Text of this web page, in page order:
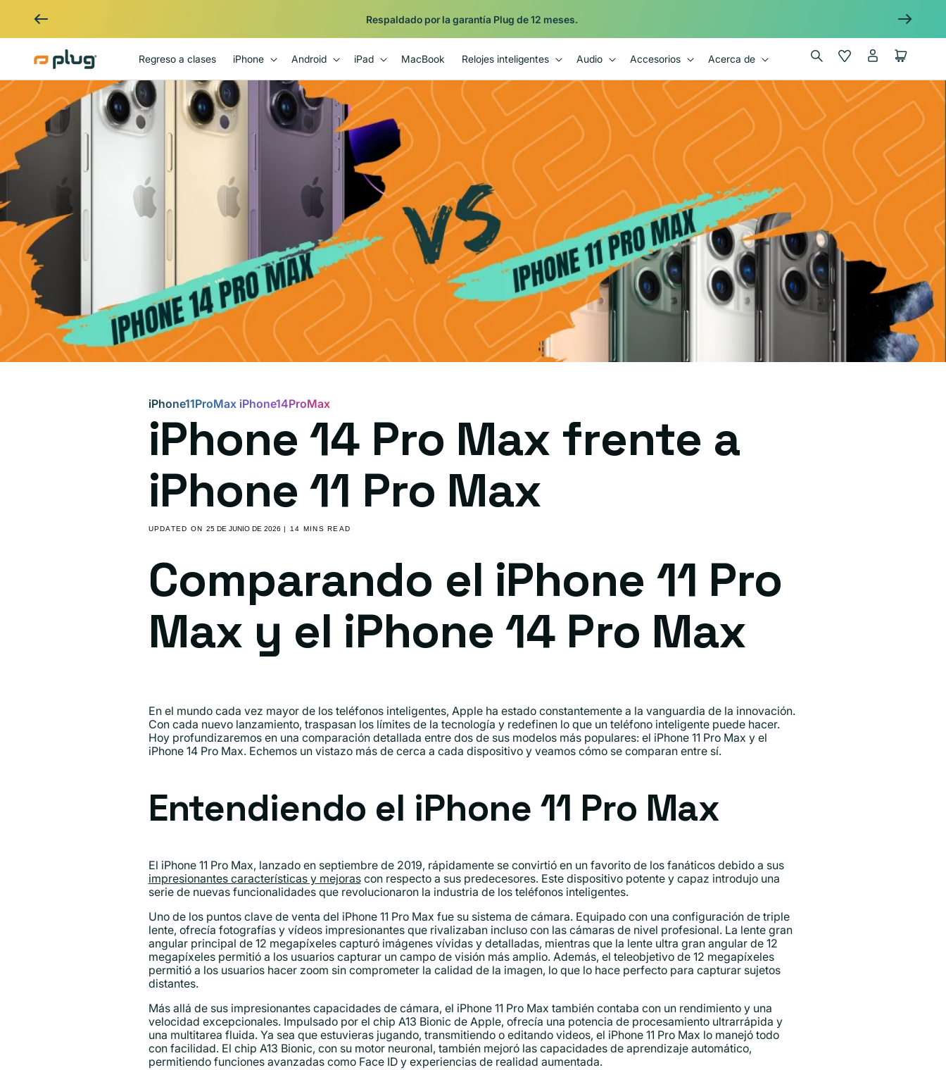
Respaldado por la garantía Plug de 12 meses.
Regreso a clases iPhone Android iPad MacBook Relojes inteligentes Audio Accesorios Acerca de Wishlist
sesión
Carrito
iPhone11ProMax iPhone14ProMax
iPhone 14 Pro Max frente a
iPhone 11 Pro Max
UPDATED ON 25 DE JUNIO DE 2026 | 14 MINS READ
Comparando el iPhone 11 Pro
Max y el iPhone 14 Pro Max
En el mundo cada vez mayor de los teléfonos inteligentes, Apple ha estado constantemente a la vanguardia de la innovación.
Con cada nuevo lanzamiento, traspasan los límites de la tecnología y redefinen lo que un teléfono inteligente puede hacer.
Hoy profundizaremos en una comparación detallada entre dos de sus modelos más populares: el iPhone 11 Pro Max y el
iPhone 14 Pro Max. Echemos un vistazo más de cerca a cada dispositivo y veamos cómo se comparan entre sí.
Entendiendo el iPhone 11 Pro Max
El iPhone 11 Pro Max, lanzado en septiembre de 2019, rápidamente se convirtió en un favorito de los fanáticos debido a sus
impresionantes características y mejorascon respecto a sus predecesores. Este dispositivo potente y capaz introdujo una
serie de nuevas funcionalidades que revolucionaron la industria de los teléfonos inteligentes.
Uno de los puntos clave de venta del iPhone 11 Pro Max fue su sistema de cámara. Equipado con una configuración de triple
lente, ofrecía fotografías y vídeos impresionantes que rivalizaban incluso con las cámaras de nivel profesional. La lente gran
angular principal de 12 megapíxeles capturó imágenes vívidas y detalladas, mientras que la lente ultra gran angular de 12
megapíxeles permitió a los usuarios capturar un campo de visión más amplio. Además, el teleobjetivo de 12 megapíxeles
permitió a los usuarios hacer zoom sin comprometer la calidad de la imagen, lo que lo hace perfecto para capturar sujetos
distantes.
Más allá de sus impresionantes capacidades de cámara, el iPhone 11 Pro Max también contaba con un rendimiento y una
velocidad excepcionales. Impulsado por el chip A13 Bionic de Apple, ofrecía una potencia de procesamiento ultrarrápida y
una multitarea fluida. Ya sea que estuvieras jugando, transmitiendo o editando videos, el iPhone 11 Pro Max lo manejó todo
con facilidad. El chip A13 Bionic, con su motor neuronal, también mejoró las capacidades de aprendizaje automático,
permitiendo funciones avanzadas como Face ID y experiencias de realidad aumentada.